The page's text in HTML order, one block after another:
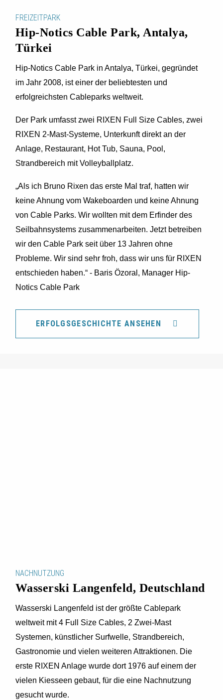
FREIZEITPARK
Hip-Notics Cable Park, Antalya,
Türkei
Hip-Notics Cable Park in Antalya, Türkei, gegründet
im Jahr 2008, ist einer der beliebtesten und
erfolgreichsten Cableparks weltweit.
Der Park umfasst zwei RIXEN Full Size Cables, zwei
RIXEN 2-Mast-Systeme, Unterkunft direkt an der
Anlage, Restaurant, Hot Tub, Sauna, Pool,
Strandbereich mit Volleyballplatz.
„Als ich Bruno Rixen das erste Mal traf, hatten wir
keine Ahnung vom Wakeboarden und keine Ahnung
von Cable Parks. Wir wollten mit dem Erfinder des
Seilbahnsystems zusammenarbeiten. Jetzt betreiben
wir den Cable Park seit über 13 Jahren ohne
Probleme. Wir sind sehr froh, dass wir uns für RIXEN
entschieden haben.“ - Baris Özoral, Manager Hip-
Notics Cable Park
ERFOLGSGESCHICHTE ANSEHEN
NACHNUTZUNG
Wasserski Langenfeld, Deutschland
Wasserski Langenfeld ist der größte Cablepark
weltweit mit 4 Full Size Cables, 2 Zwei-Mast
Systemen, künstlicher Surfwelle, Strandbereich,
Gastronomie und vielen weiteren Attraktionen. Die
erste RIXEN Anlage wurde dort 1976 auf einem der
vielen Kiesseen gebaut, für die eine Nachnutzung
gesucht wurde.